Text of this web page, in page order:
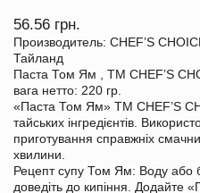
56.56 грн.
Производитель: CHEF’S
Тайланд
Паста Том Ям , TM CHEF’S
вага нетто: 220 гр.
«Паста Том Ям» TM CHEF’S
тайських інгредієнтів.
приготування справжніх
хвилини.
Рецепт супу Том Ям: Воду або
доведіть до кипіння. Додайте